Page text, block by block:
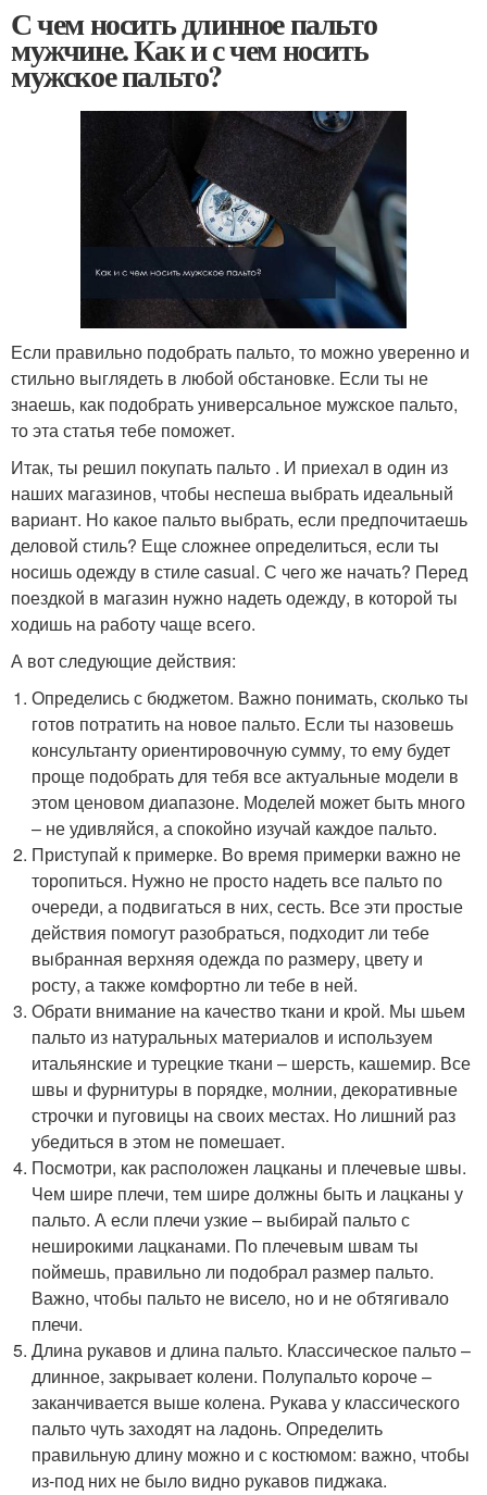
С чем носить длинное пальто
мужчине. Как и с чем носить
мужское пальто?
Если правильно подобрать пальто, то можно уверенно и
стильно выглядеть в любой обстановке. Если ты не
знаешь, как подобрать универсальное мужское пальто,
то эта статья тебе поможет.
Итак, ты решил покупать пальто . И приехал в один из
наших магазинов, чтобы неспеша выбрать идеальный
вариант. Но какое пальто выбрать, если предпочитаешь
деловой стиль? Еще сложнее определиться, если ты
носишь одежду в стиле casual. С чего же начать? Перед
поездкой в магазин нужно надеть одежду, в которой ты
ходишь на работу чаще всего.
А вот следующие действия:
Определись с бюджетом. Важно понимать, сколько ты
готов потратить на новое пальто. Если ты назовешь
консультанту ориентировочную сумму, то ему будет
проще подобрать для тебя все актуальные модели в
этом ценовом диапазоне. Моделей может быть много
– не удивляйся, а спокойно изучай каждое пальто.
Приступай к примерке. Во время примерки важно не
торопиться. Нужно не просто надеть все пальто по
очереди, а подвигаться в них, сесть. Все эти простые
действия помогут разобраться, подходит ли тебе
выбранная верхняя одежда по размеру, цвету и
росту, а также комфортно ли тебе в ней.
Обрати внимание на качество ткани и крой. Мы шьем
пальто из натуральных материалов и используем
итальянские и турецкие ткани – шерсть, кашемир. Все
швы и фурнитуры в порядке, молнии, декоративные
строчки и пуговицы на своих местах. Но лишний раз
убедиться в этом не помешает.
Посмотри, как расположен лацканы и плечевые швы.
Чем шире плечи, тем шире должны быть и лацканы у
пальто. А если плечи узкие – выбирай пальто с
неширокими лацканами. По плечевым швам ты
поймешь, правильно ли подобрал размер пальто.
Важно, чтобы пальто не висело, но и не обтягивало
плечи.
Длина рукавов и длина пальто. Классическое пальто –
длинное, закрывает колени. Полупальто короче –
заканчивается выше колена. Рукава у классического
пальто чуть заходят на ладонь. Определить
правильную длину можно и с костюмом: важно, чтобы
из-под них не было видно рукавов пиджака.